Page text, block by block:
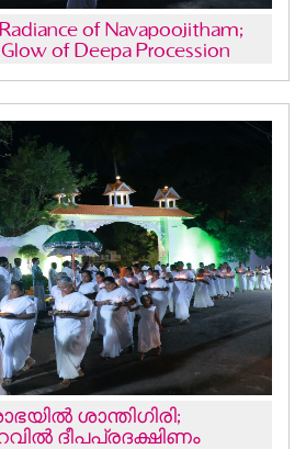
of Navapoojitham;
of Deepa Procession
ശാന്തിഗിരി;
ദീപപ്രദക്ഷിണം